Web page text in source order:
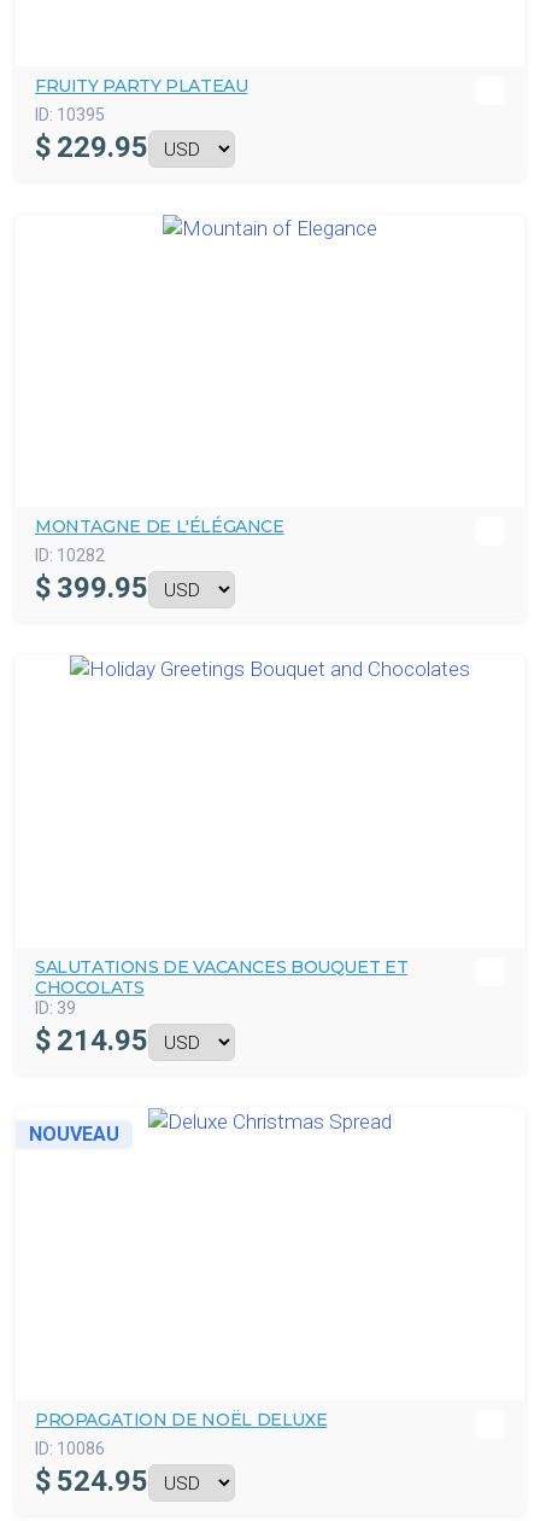
FRUITY PARTY PLATEAU
ID: 10395
$ 229.95
MONTAGNE DE L'ÉLÉGANCE
ID: 10282
$ 399.95
SALUTATIONS DE VACANCES BOUQUET ET
CHOCOLATS
ID: 39
$ 214.95
NOUVEAU
PROPAGATION DE NOËL DELUXE
ID: 10086
$ 524.95